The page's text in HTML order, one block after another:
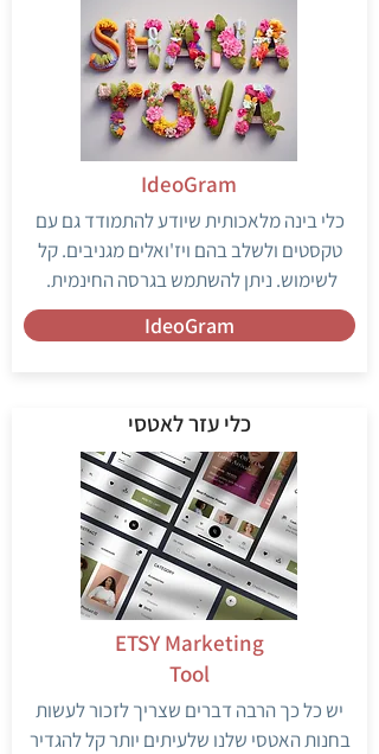
כלי בינה מלאכותית שיודע להתמודד גם עם
טקסטים ולשלב בהם ויז'ואלים מגניבים. קל
לשימוש. ניתן להשתמש בגרסה החינמית.
IdeoGram
IdeoGram
כלי עזר לאטסי
יש כל כך הרבה דברים שצריך לזכור לעשות
בחנות האטסי שלנו שלעיתים יותר קל להגדיר
ETSY Marketing
Tool